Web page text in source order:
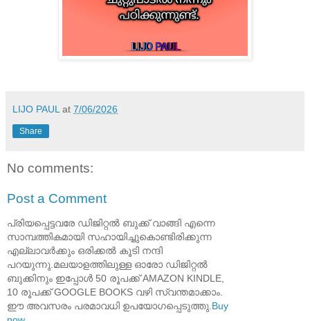
LIJO PAUL at 7/06/2026
Share
No comments:
Post a Comment
പ്രിയപ്പെട്ടവരേ ഡിജിറ്റൽ ബുക്ക് വാങ്ങി എന്നെ
സാമ്പത്തികമായി സഹായിച്ചുകൊണ്ടിരിക്കുന്ന
എല്ലാവർക്കും ഒരിക്കൽ കൂടി നന്ദി
പറയുന്നു.മലയാളത്തിലുള്ള ഓരോ ഡിജിറ്റൽ
ബുക്കിനും ഇപ്പോൾ 50 രൂപക്ക് AMAZON KINDLE,
10 രൂപക്ക് GOOGLE BOOKS വഴി സ്വന്തമാക്കാം.
ഈ അവസരം പരമാവധി ഉപയോഗപ്പെടുത്തു.Buy